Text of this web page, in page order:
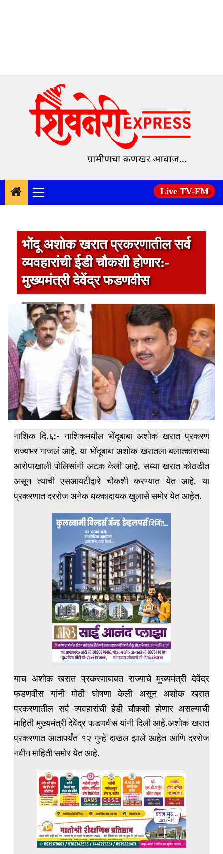
content
Primary
Menu
Live TV-FM
भोंदू अशोक खरात प्रकरणातील सर्व
व्यवहारांची ईडी चौकशी होणार:-
मुख्यमंत्री देवेंद्र फडणवीस
1 min read
नाशिक दि.६:- नाशिकमधील भोंदूबाबा अशोक खरात प्रकरण
राज्यभर गाजलं आहे. या भोंदूबाबा अशोक खरातला बलात्काराच्या
आरोपाखाली पोलिसांनी अटक केली आहे. सध्या खरात कोठडीत
असून त्याची एसआयटीद्वारे चौकशी करण्यात येत आहे. या
प्रकरणात दररोज अनेक धक्कादायक खुलासे समोर येत आहेत.
याच अशोक खरात प्रकरणाबाबत राज्याचे मुख्यमंत्री देवेंद्र
फडणवीस यांनी मोठी घोषणा केली असून अशोक खरात
प्रकरणातील सर्व व्यवहारांची ईडी चौकशी होणार असल्याची
माहिती मुख्यमंत्री देवेंद्र फडणवीस यांनी दिली आहे.अशोक खरात
प्रकरणात आतापर्यंत १२ गुन्हे दाखल झाले आहेत आणि दररोज
नवीन माहिती समोर येत आहे.